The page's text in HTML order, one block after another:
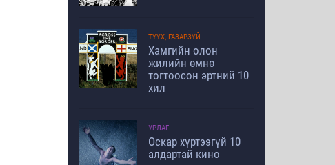
ТҮҮХ, ГАЗАРЗҮЙ
Хамгийн олон
жилийн өмнө
тогтоосон эртний 10
хил
УРЛАГ
Оскар хүртээгүй 10
алдартай кино